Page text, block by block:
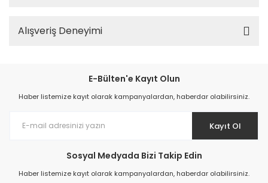
Alışveriş Deneyimi
E-Bülten'e Kayıt Olun
Haber listemize kayıt olarak kampanyalardan, haberdar olabilirsiniz.
Kayıt Ol
Sosyal Medyada Bizi Takip Edin
Haber listemize kayıt olarak kampanyalardan, haberdar olabilirsiniz.